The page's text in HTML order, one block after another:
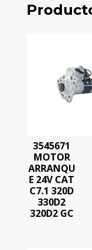
3545671
MOTOR
ARRANQU
E 24V CAT
C7.1 320D
330D2
320D2 GC